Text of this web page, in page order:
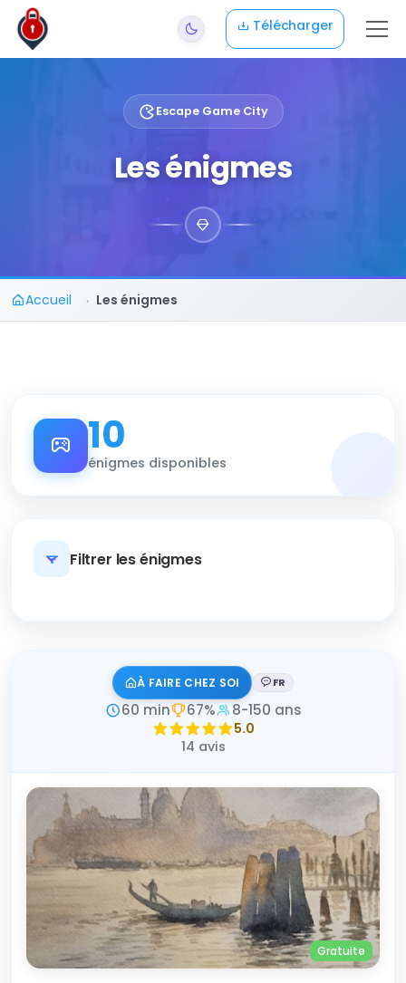
Aller au contenu principal
Télécharger
Escape Game City
Les énigmes
Accueil Les énigmes
10
énigmes disponibles
Filtrer les énigmes
Filtrer les énigmes
À FAIRE CHEZ SOI Langue :
FR
60 min 67% 8-150 ans
5.0
14 avis
Gratuite